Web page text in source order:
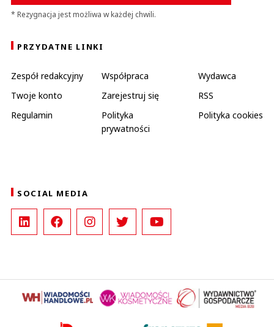
* Rezygnacja jest możliwa w każdej chwili.
PRZYDATNE LINKI
Zespół redakcyjny Współpraca
Wydawca
Twoje konto
Zarejestruj się
RSS
Regulamin
Polityka
prywatności
Polityka cookies
SOCIAL MEDIA